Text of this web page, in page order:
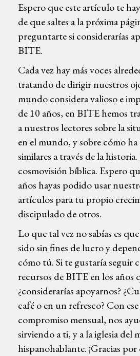
Espero que este artículo te
de que saltes a la próxima
preguntarte si considerarías
BITE.
Cada vez hay más voces
tratando de dirigir nuestros
mundo considera valioso e
de 10 años, en BITE hemos
a nuestros lectores sobre la
en el mundo, y sobre cómo
similares a través de la
cosmovisión bíblica. Espero
años hayas podido usar
artículos para tu propio
discipulado de otros.
Lo que tal vez no sabías es
sido sin fines de lucro y
cómo tú. Si te gustaría seguir
recursos de BITE en los años
¿considerarías apoyarnos?
café o en un refresco? Con
compromiso mensual, nos
sirviendo a ti, y a la iglesia del
hispanohablante. ¡Gracias